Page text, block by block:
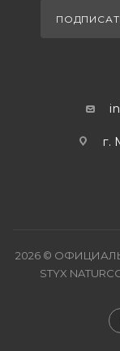
г.
2026 ©
STYX